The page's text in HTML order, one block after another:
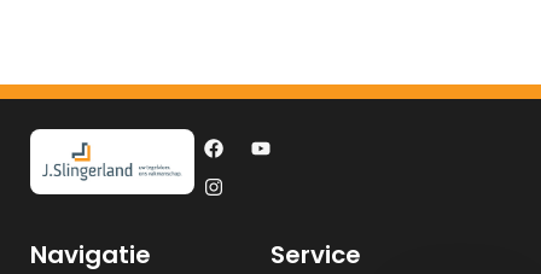
Navigatie Service